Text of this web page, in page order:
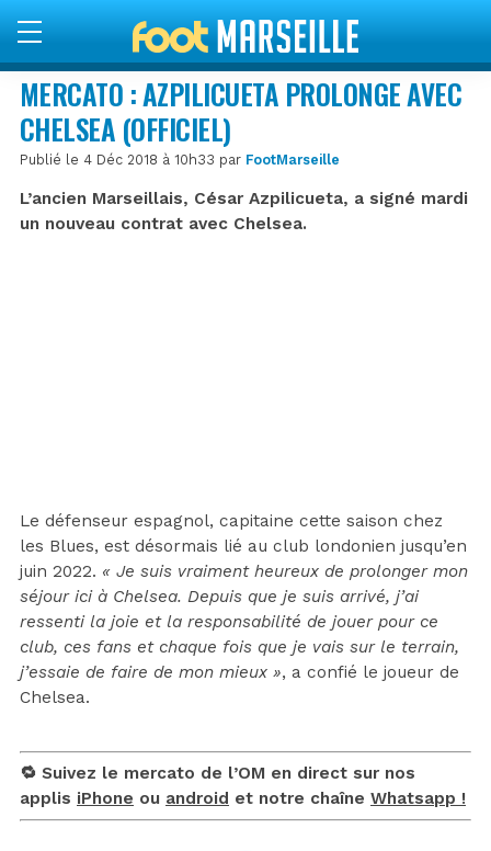
MERCATO : AZPILICUETA PROLONGE AVEC
CHELSEA (OFFICIEL)
Publié le 4 Déc 2018 à 10h33 par FootMarseille
L’ancien Marseillais, César Azpilicueta, a signé mardi
un nouveau contrat avec Chelsea.
Le défenseur espagnol, capitaine cette saison chez
les Blues, est désormais lié au club londonien jusqu’en
juin 2022. « Je suis vraiment heureux de prolonger mon
séjour ici à Chelsea. Depuis que je suis arrivé, j’ai
ressenti la joie et la responsabilité de jouer pour ce
club, ces fans et chaque fois que je vais sur le terrain,
j’essaie de faire de mon mieux », a confié le joueur de
Chelsea.
🔁 Suivez le mercato de l’OM en direct sur nos
applis iPhone ou android et notre chaîne Whatsapp !